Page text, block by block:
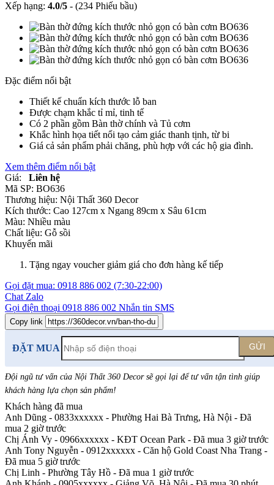
Xếp hạng: 4.0/5 - (234 Phiếu bầu)
Đặc điểm nổi bật
Thiết kế chuẩn kích thước lỗ ban
Được chạm khắc tỉ mỉ, tinh tế
Có 2 phần gồm Bàn thờ chính và Tủ cơm
Khắc hình họa tiết nổi tạo cảm giác thanh tịnh, từ bi
Giá cả sản phẩm phải chăng, phù hợp với các hộ gia đình.
Xem thêm điểm nổi bật
Giá:
Liên hệ
Mã SP: BO636
Thương hiệu: Nội Thất 360 Decor
Kích thước: Cao 127cm x Ngang 89cm x Sâu 61cm
Màu: Nhiều màu
Chất liệu: Gỗ sồi
Khuyến mãi
Tặng ngay voucher giảm giá cho đơn hàng kế tiếp
Gọi đặt mua: 0918 886 002 (7:30-22:00)
Chat Zalo
Gọi điện thoại 0918 886 002 Nhắn tin SMS
Copy link
ĐẶT MUA GỬI
Đội ngũ tư vấn của Nội Thất 360 Decor sẽ gọi lại để tư vấn tận tình giúp
khách hàng lựa chọn sản phẩm!
Khách hàng đã mua
Anh Dũng - 0833xxxxxx - Phường Hai Bà Trưng, Hà Nội - Đã
mua 2 giờ trước
Chị Ánh Vy - 0966xxxxxx - KĐT Ocean Park - Đã mua 3 giờ trước
Anh Tony Nguyễn - 0912xxxxxx - Căn hộ Gold Coast Nha Trang -
Đã mua 5 giờ trước
Chị Linh - Phường Tây Hồ - Đã mua 1 giờ trước